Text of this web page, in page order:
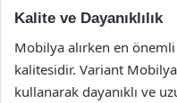
Kalite ve Dayanıklılık
Mobilya alırken en
kalitesidir. Variant
kullanarak dayanıklı ve